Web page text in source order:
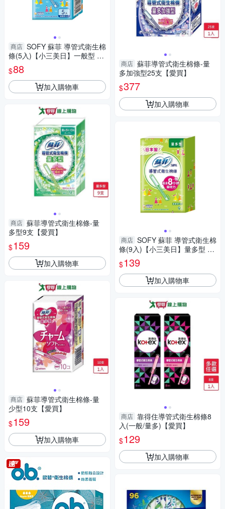
商店 SOFY 蘇菲 導管式衛生棉
條(5入)【小三美日】一般型 D3
71815
$88
加入購物車
商店 蘇菲導管式衛生棉條-量
多型9支【愛買】
$159
加入購物車
商店 蘇菲導管式衛生棉條-量
少型10支【愛買】
$159
加入購物車
商店 蘇菲導管式衛生棉條-量
多加強型25支【愛買】
$377
加入購物車
商店 SOFY 蘇菲 導管式衛生棉
條(9入)【小三美日】量多型 D3
70955
$139
加入購物車
商店 靠得住導管式衛生棉條8
入(一般/量多)【愛買】
$129
加入購物車